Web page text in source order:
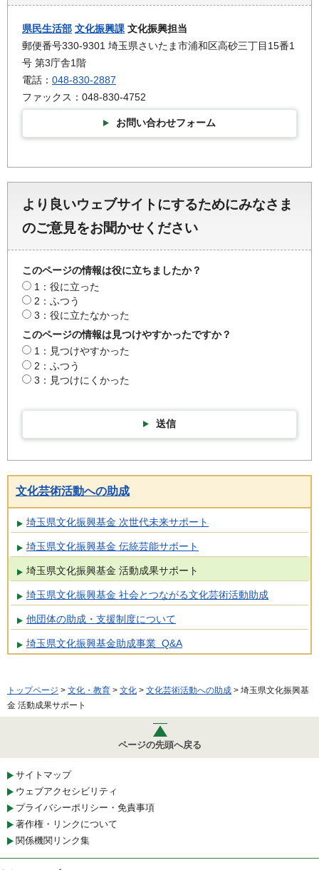
県民生活部 文化振興課 文化振興担当
郵便番号330-9301 埼玉県さいたま市浦和区高砂三丁目15番1
号 第3庁舎1階
電話： 048-830-2887
ファックス：048-830-4752
お問い合わせフォーム
より良いウェブサイトにするためにみなさま
のご意見をお聞かせください
このページの情報は役に立ちましたか？
1：役に立った
2：ふつう
3：役に立たなかった
このページの情報は見つけやすかったですか？
1：見つけやすかった
2：ふつう
3：見つけにくかった
送信
文化芸術活動への助成
埼玉県文化振興基金 次世代未来サポート
埼玉県文化振興基金 伝統芸能サポート
埼玉県文化振興基金 活動成果サポート
埼玉県文化振興基金 社会とつながる文化芸術活動助成
他団体の助成・支援制度について
埼玉県文化振興基金助成事業 Q&A
トップページ > 文化・教育 > 文化 > 文化芸術活動への助成 > 埼玉県文化振興基
金 活動成果サポート
ページの先頭へ戻る
サイトマップ
ウェブアクセシビリティ
プライバシーポリシー・免責事項
著作権・リンクについて
関係機関リンク集